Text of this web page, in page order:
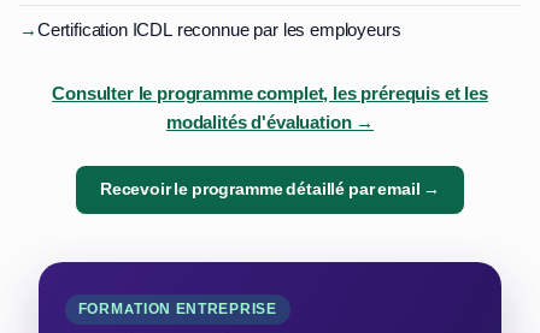
→Certification ICDL reconnue par les employeurs
Consulter le programme complet, les prérequis et les
modalités d'évaluation →
Recevoir le programme détaillé par email →
FORMATION ENTREPRISE